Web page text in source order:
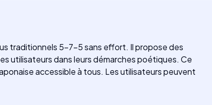
traditionnels 5-7-5 sans effort. Il propose des
utilisateurs dans leurs démarches poétiques. Ce
accessible à tous. Les utilisateurs peuvent